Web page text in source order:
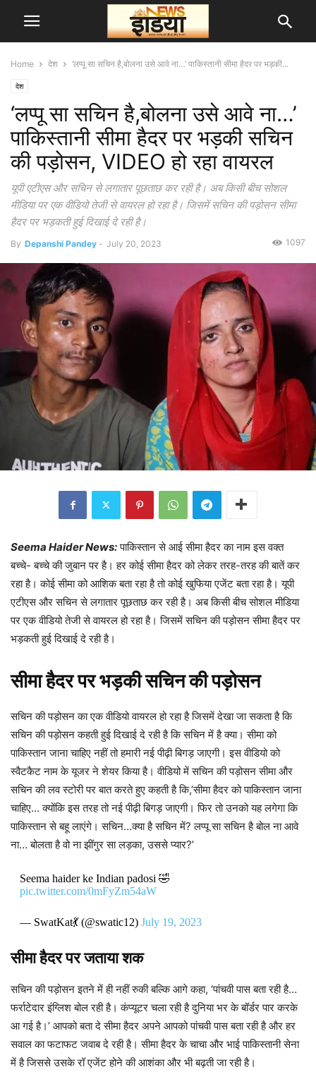
Home देश ‘लप्पू सा सचिन है,बोलना उसे आवे ना…’ पाकिस्तानी सीमा हैदर पर भड़की...
देश
‘लप्पू सा सचिन है,बोलना उसे आवे ना…’
पाकिस्तानी सीमा हैदर पर भड़की सचिन
की पड़ोसन, VIDEO हो रहा वायरल
यूपी एटीएस और सचिन से लगातार पूछताछ कर रही है। अब किसी बीच सोशल
मीडिया पर एक वीडियो तेजी से वायरल हो रहा है। जिसमें सचिन की पड़ोसन सीमा
हैदर पर भड़कती हुई दिखाई दे रही है।
By Depanshi Pandey - July 20, 2023 1097
Seema Haider News:पाकिस्तान से आई सीमा हैदर का नाम इस वक्त
बच्चे- बच्चे की जुबान पर है। हर कोई सीमा हैदर को लेकर तरह-तरह की बातें कर
रहा है। कोई सीमा को आशिक बता रहा है तो कोई खुफिया एजेंट बता रहा है। यूपी
एटीएस और सचिन से लगातार पूछताछ कर रही है। अब किसी बीच सोशल मीडिया
पर एक वीडियो तेजी से वायरल हो रहा है। जिसमें सचिन की पड़ोसन सीमा हैदर पर
भड़कती हुई दिखाई दे रही है।
सीमा हैदर पर भड़की सचिन की पड़ोसन
सचिन की पड़ोसन का एक वीडियो वायरल हो रहा है जिसमें देखा जा सकता है कि
सचिन की पड़ोसन कहती हुई दिखाई दे रही है कि सचिन में है क्या। सीमा को
पाकिस्तान जाना चाहिए नहीं तो हमारी नई पीढ़ी बिगड़ जाएगी। इस वीडियो को
स्वैटकैट नाम के यूजर ने शेयर किया है। वीडियो में सचिन की पड़ोसन सीमा और
सचिन की लव स्टोरी पर बात करते हुए कहती है कि,’सीमा हैदर को पाकिस्तान जाना
चाहिए… क्योंकि इस तरह तो नई पीढ़ी बिगड़ जाएगी। फिर तो उनको यह लगेगा कि
पाकिस्तान से बहू लाएंगे। सचिन…क्या है सचिन में? लप्पू सा सचिन है बोल ना आवे
ना… बोलता है वो ना झींगुर सा लड़का, उससे प्यार?’
Seema haider ke Indian padosi 🤣
pic.twitter.com/0mFyZm54aW
— SwatKat💃 (@swatic12) July 19, 2023
सीमा हैदर पर जताया शक
सचिन की पड़ोसन इतने में ही नहीं रुकी बल्कि आगे कहा, ‘पांचवी पास बता रही है…
फर्राटेदार इंग्लिश बोल रही है। कंप्यूटर चला रही है दुनिया भर के बॉर्डर पार करके
आ गई है।’ आपको बता दे सीमा हैदर अपने आपको पांचवी पास बता रही है और हर
सवाल का फटाफट जवाब दे रही है। सीमा हैदर के चाचा और भाई पाकिस्तानी सेना
में है जिससे उसके रॉ एजेंट होने की आशंका और भी बढ़ती जा रही है।